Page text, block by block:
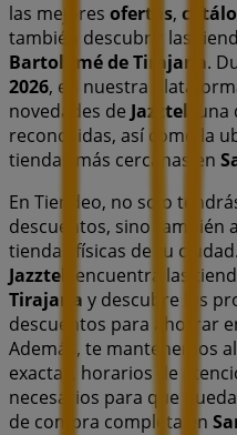
las mejores ofertas,
también descubrir las
Bartolomé de Tirajana.
2026, en nuestra
novedades de Jazztel ,
reconocidas, así como la
tiendas más cercanas en
En Tiendeo, no solo
descuentos, sino también
tiendas físicas de tu
Jazztel
, encuentra las
Tirajana y descubre los
descuentos para ahorrar
Además, te mantenemos
exactas, horarios de
necesarios para que
de compra completa en